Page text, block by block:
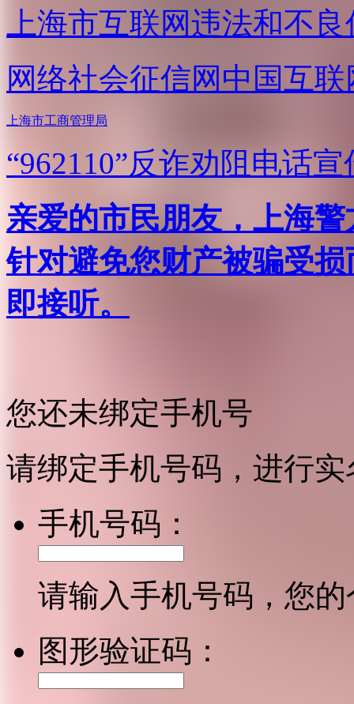
上海市互联网违法和不
网络社会征信网 中国互
上海市工商管理局
“962110”反诈劝阻电话宣
亲爱的市民朋友，上海
针对避免您财产被骗受
即接听。
您还未绑定手机号
请绑定手机号码，进行
手机号码：
请输入手机号码，您
图形验证码：